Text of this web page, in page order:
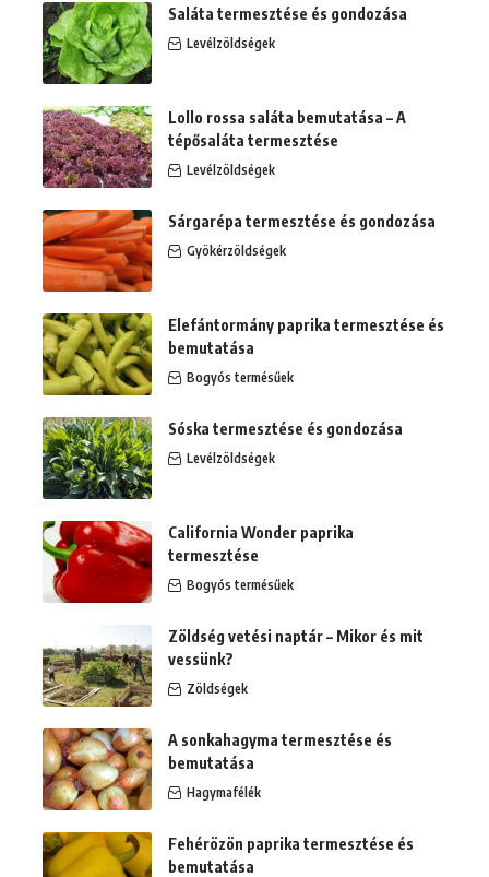
Saláta termesztése és gondozása
Levélzöldségek
Lollo rossa saláta bemutatása – A
tépősaláta termesztése
Levélzöldségek
Sárgarépa termesztése és gondozása
Gyökérzöldségek
Elefántormány paprika termesztése és
bemutatása
Bogyós termésűek
Sóska termesztése és gondozása
Levélzöldségek
California Wonder paprika
termesztése
Bogyós termésűek
Zöldség vetési naptár – Mikor és mit
vessünk?
Zöldségek
A sonkahagyma termesztése és
bemutatása
Hagymafélék
Fehérözön paprika termesztése és
bemutatása